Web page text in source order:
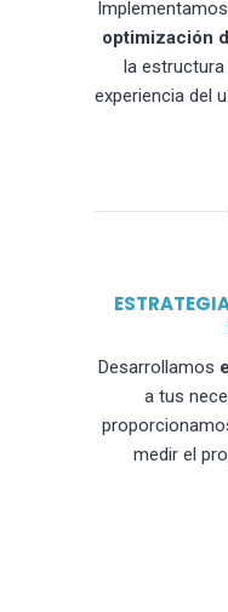
optimización
la
experiencia del
Desarrollamos
a tus
medir el